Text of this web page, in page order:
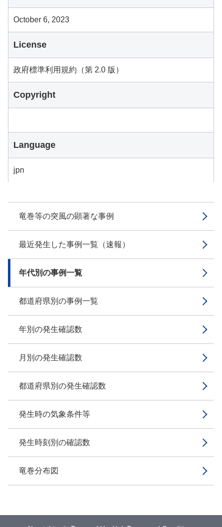
竜巻等の突風の顕著な事例
最近発生した事例一覧（速報）
年代別の事例一覧
都道府県別の事例一覧
年別の発生確認数
月別の発生確認数
都道府県別の発生確認数
発生時の気象条件等
発生時刻別の確認数
竜巻分布図
October 6, 2023
License
政府標準利用規約（第 2.0 版）
Copyright
Language
jpn